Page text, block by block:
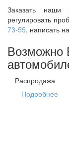
Заказать наши
регулировать
73-55, написать
Возможно
Распродажа
Подробнее